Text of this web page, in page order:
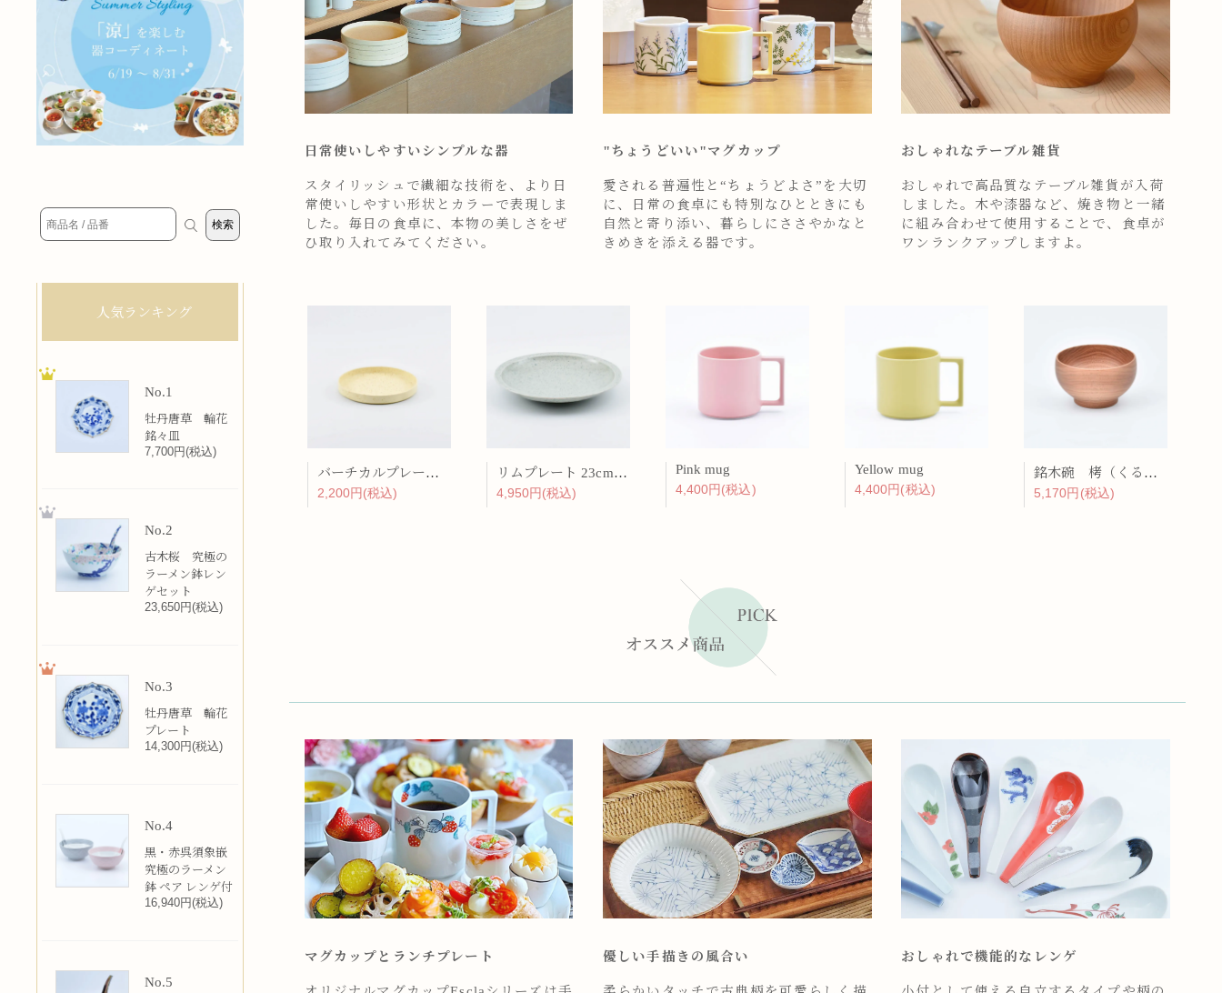
日常使いしやすいシンプルな器
スタイリッシュで繊細な技術を、より日
常使いしやすい形状とカラーで表現しま
した。毎日の食卓に、本物の美しさをぜ
ひ取り入れてみてください。
"ちょうどいい"マグカップ
愛される普遍性と“ちょうどよさ”を大切
に、日常の食卓にも特別なひとときにも
自然と寄り添い、暮らしにささやかなと
きめきを添える器です。
おしゃれなテーブル雑貨
おしゃれで高品質なテーブル雑貨が入荷
しました。木や漆器など、焼き物と一緒
に組み合わせて使用することで、食卓が
ワンランクアップしますよ。
バーチカルプレート 15cm 化粧土
2,200円(税込)
リムプレート 23cm 呉須散
4,950円(税込)
Pink mug
4,400円(税込)
Yellow mug
4,400円(税込)
銘木碗 栲（くるみ）
5,170円(税込)
マグカップとランチプレート 優しい手描きの風合い おしゃれで機能的なレンゲ
人気ランキング
No.1
牡丹唐草 輪花
銘々皿
7,700円(税込)
No.2
古木桜 究極の
ラーメン鉢レン
ゲセット
23,650円(税込)
No.3
牡丹唐草 輪花
プレート
14,300円(税込)
No.4
黒・赤呉須象嵌
究極のラーメン
鉢 ペア レンゲ付
16,940円(税込)
No.5